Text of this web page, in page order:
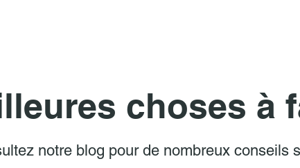
choses à
notre blog pour de nombreux conseils